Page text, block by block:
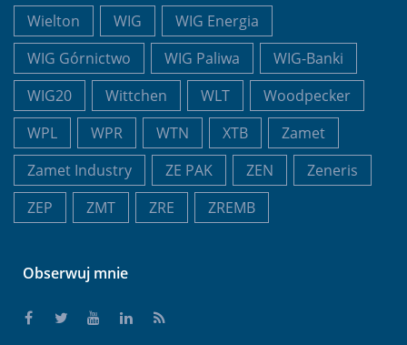
Wielton
WIG
WIG Energia
WIG Górnictwo
WIG Paliwa
WIG-Banki
WIG20
Wittchen WLT
Woodpecker
WPL
WPR WTN XTB
Zamet
Zamet Industry
ZE PAK ZEN
Zeneris
ZEP
ZMT ZRE ZREMB
Obserwuj mnie